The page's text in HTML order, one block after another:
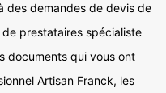
des demandes de devis de
prestataires spécialiste
documents qui vous ont
Artisan Franck, les